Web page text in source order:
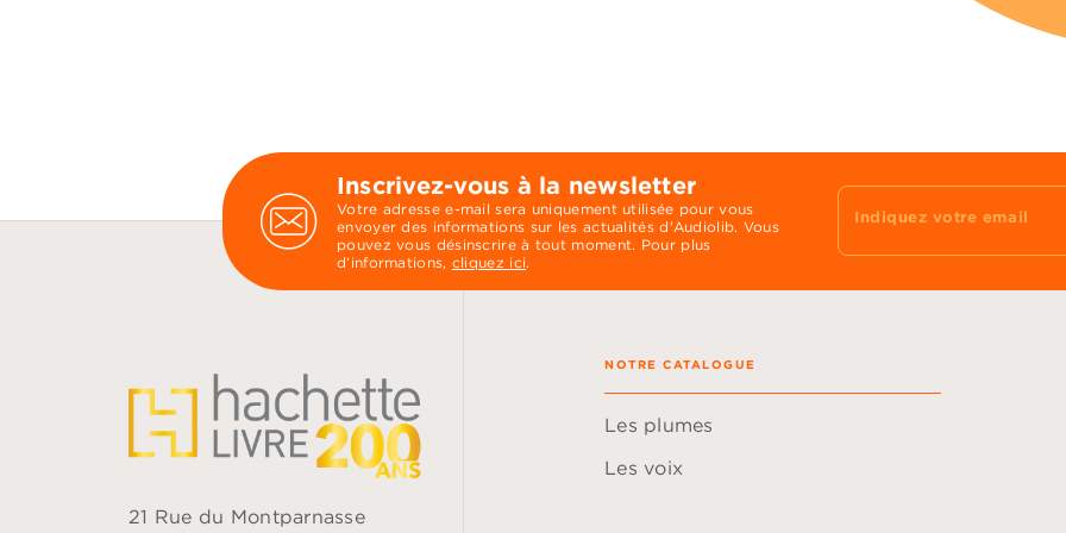
Inscrivez-vous à la newsletter
Votre adresse e-mail sera uniquement utilisée pour vous
envoyer des informations sur les actualités d'Audiolib. Vous
pouvez vous désinscrire à tout moment. Pour plus
d’informations, cliquez ici.
Indiquez votre email
21 Rue du Montparnasse
NOTRE CATALOGUE
Les plumes
Les voix